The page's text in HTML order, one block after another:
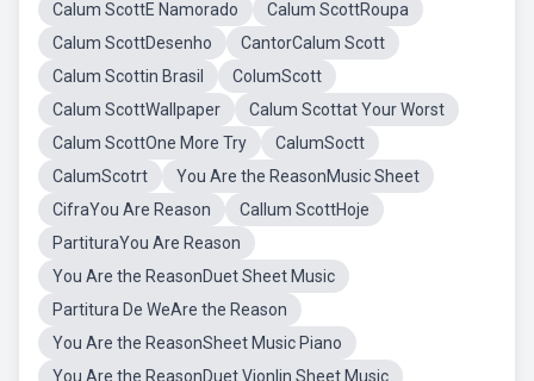
Calum ScottE Namorado
Calum ScottRoupa
Calum ScottDesenho
CantorCalum Scott
Calum Scottin Brasil
ColumScott
Calum ScottWallpaper
Calum Scottat Your Worst
Calum ScottOne More Try
CalumSoctt
CalumScotrt
You Are the ReasonMusic Sheet
CifraYou Are Reason
Callum ScottHoje
PartituraYou Are Reason
You Are the ReasonDuet Sheet Music
Partitura De WeAre the Reason
You Are the ReasonSheet Music Piano
You Are the ReasonDuet Vionlin Sheet Music